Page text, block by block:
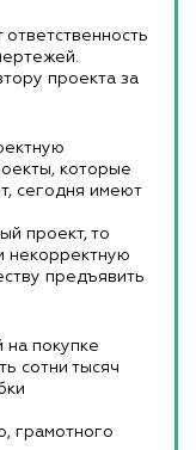
проекта за
которые
сегодня имеют
проект, то
некорректную
предъявить
на покупке
сотни тысяч
грамотного